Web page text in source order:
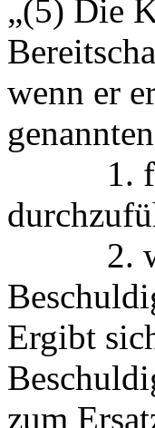
„(5) Die
wenn er
1. für
2.
Ergibt
zum